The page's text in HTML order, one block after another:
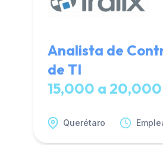
Analista de
de TI
15,000 a 20,000
Querétaro